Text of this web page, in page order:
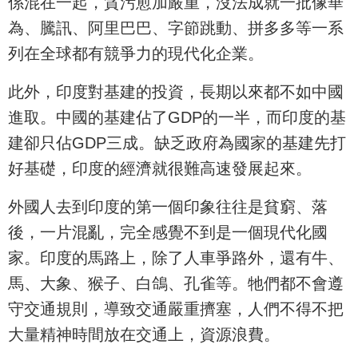
為、騰訊、阿里巴巴、字節跳動、拼多多等一系
列在全球都有競爭力的現代化企業。
此外，印度對基建的投資，長期以來都不如中國
進取。中國的基建佔了GDP的一半，而印度的基
建卻只佔GDP三成。缺乏政府為國家的基建先打
好基礎，印度的經濟就很難高速發展起來。
外國人去到印度的第一個印象往往是貧窮、落
後，一片混亂，完全感覺不到是一個現代化國
家。印度的馬路上，除了人車爭路外，還有牛、
馬、大象、猴子、白鴿、孔雀等。牠們都不會遵
守交通規則，導致交通嚴重擠塞，人們不得不把
大量精神時間放在交通上，資源浪費。